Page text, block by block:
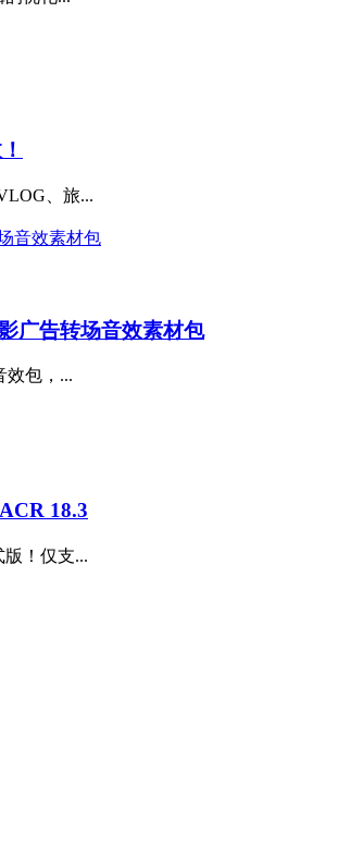
、旅...
广告转场音效素材包
效包，...
18.3
版！仅支...